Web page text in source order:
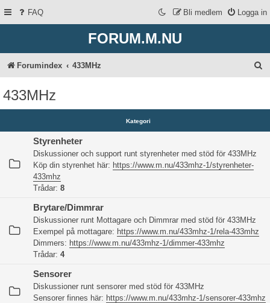
FAQ Logga in
Bli medlem
FORUM.M.NU
Forumindex 433MHz
433MHz
Kategori
Styrenheter
Diskussioner och support runt styrenheter med stöd för 433MHz
Köp din styrenhet här: https://www.m.nu/433mhz-1/styrenheter-
433mhz
Trådar: 8
Brytare/Dimmrar
Diskussioner runt Mottagare och Dimmrar med stöd för 433MHz
Exempel på mottagare: https://www.m.nu/433mhz-1/rela-433mhz
Dimmers: https://www.m.nu/433mhz-1/dimmer-433mhz
Trådar: 4
Sensorer
Diskussioner runt sensorer med stöd för 433MHz
Sensorer finnes här: https://www.m.nu/433mhz-1/sensorer-433mhz